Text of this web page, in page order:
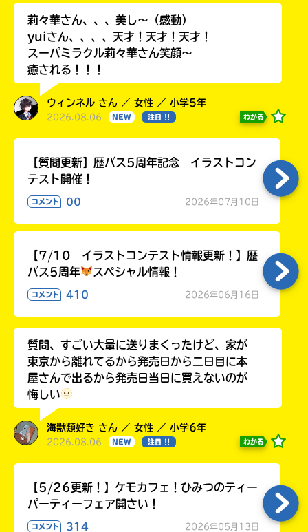
莉々華さん、、、美し〜（感動）
yuiさん、、、、天才！天才！天才！
スーパミラクル莉々華さん笑顔〜
癒される！！！
ウィンネル さん ／ 女性 ／ 小学5年
2026.08.06 NEW 注目 !! わかる
【質問更新】歴バス5周年記念 イラストコン
テスト開催！
コメント 00 2026年07月10日
【7/10 イラストコンテスト情報更新！】歴
バス5周年
スペシャル情報！
コメント 410 2026年06月16日
質問、すごい大量に送りまくったけど、家が
東京から離れてるから発売日から二日目に本
屋さんで出るから発売日当日に買えないのが
悔しい
海獣類好き さん ／ 女性 ／ 小学6年
2026.08.06 NEW 注目 !! わかる
【5/26更新！】ケモカフェ！ひみつのティー
パーティーフェア開さい！
コメント 314 2026年05月13日
い
い
一
度
確
し
て
み